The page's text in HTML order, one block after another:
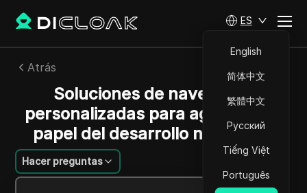
ES
English
简体中文
繁體中文
Русский
Tiếng Việt
Português
Atrás
Soluciones de navegador
personalizadas para agencias: el
papel del desarrollo nearshore
Hacer preguntas
Sandra Anderson